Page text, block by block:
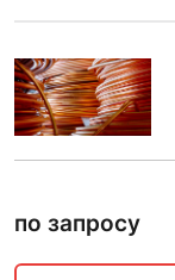
по запросу